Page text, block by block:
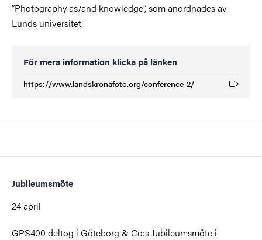
”Photography as/and knowledge”, som anordnades av
Lunds universitet.
För mera information klicka på länken
https://www.landskronafoto.org/conference-2/
(Extern länk)
Jubileumsmöte
24 april
GPS400 deltog i Göteborg & Co:s Jubileumsmöte i